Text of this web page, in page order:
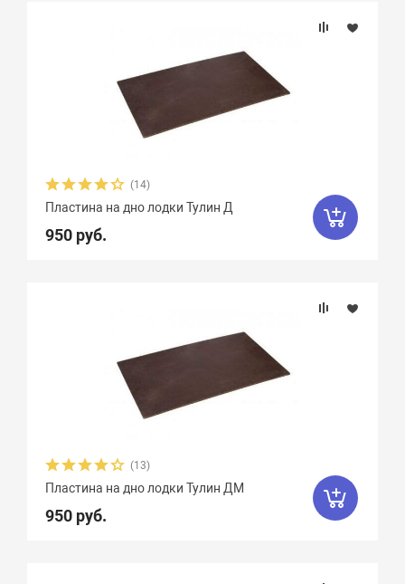
(14)
Пластина на дно лодки Тулин Д
950 руб.
(13)
Пластина на дно лодки Тулин ДМ
950 руб.